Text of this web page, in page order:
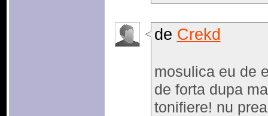
de Crekd
mosulica eu de
de forta dupa
tonifiere! nu